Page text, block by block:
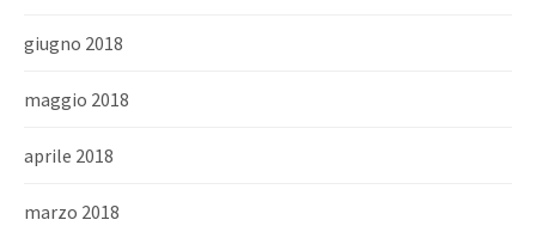
giugno 2018
maggio 2018
aprile 2018
marzo 2018